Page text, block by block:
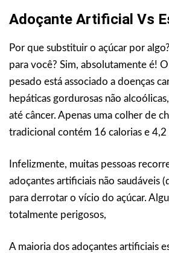
Adoçante Artificial Vs
Por que substituir o açúcar por
para você? Sim, absolutamente é!
pesado está associado a doenças
hepáticas gordurosas não
até câncer. Apenas uma colher de
tradicional contém 16 calorias e 4,2
Infelizmente, muitas pessoas
adoçantes artificiais não saudáveis
para derrotar o vício do açúcar.
totalmente perigosos,
A maioria dos adoçantes artificiais